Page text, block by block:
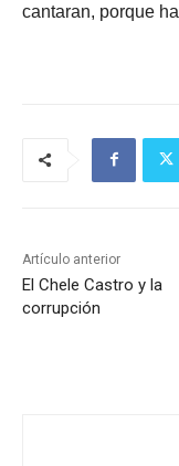
cantaran, porque
Artículo anterior
El Chele Castro y la
corrupción